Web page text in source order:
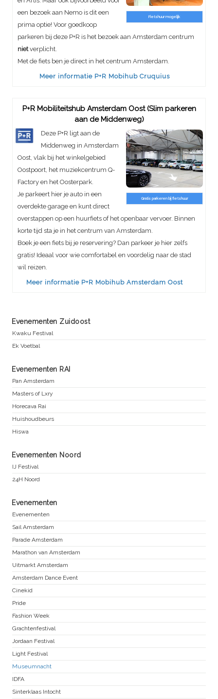
Fietshuur mogelijk
een bezoek aan Nemo is dit een
prima optie! Voor goedkoop
parkeren bij deze P+R is het bezoek aan Amsterdam centrum
nietverplicht.
Met de fiets ben je direct in het centrum Amsterdam.
Meer informatie P+R Mobihub Cruquius
P+R Mobiliteitshub Amsterdam Oost (Slim parkeren
aan de Middenweg)
Gratis parkeren bij fietshuur
Deze P+R ligt aan de
Middenweg in Amsterdam
Oost, vlak bij het winkelgebied
Oostpoort, het muziekcentrum Q-
Factory en het Oosterpark.
Je parkeert hier je auto in een
overdekte garage en kunt direct
overstappen op een huurfiets of het openbaar vervoer. Binnen
korte tijd sta je in het centrum van Amsterdam.
Boek je een fiets bij je reservering? Dan parkeer je hier zelfs
gratis! Ideaal voor wie comfortabel en voordelig naar de stad
wil reizen.
Meer informatie P+R Mobihub Amsterdam Oost
Evenementen Zuidoost
Kwaku Festival
Ek Voetbal
Evenementen RAI
Pan Amsterdam
Masters of Lxry
Horecava Rai
Huishoudbeurs
Hiswa
Evenementen Noord
IJ Festival
24H Noord
Evenementen
Evenementen
Sail Amsterdam
Parade Amsterdam
Marathon van Amsterdam
Uitmarkt Amsterdam
Amsterdam Dance Event
Cinekid
Pride
Fashion Week
Grachtenfestival
Jordaan Festival
Light Festival
Museumnacht
IDFA
Sinterklaas Intocht